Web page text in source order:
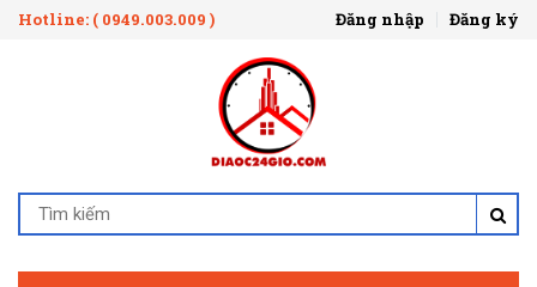
Hotline: ( 0949.003.009 ) Đăng nhập Đăng ký